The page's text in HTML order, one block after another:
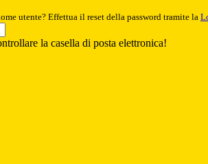
utente? Effettua il reset della password tramite la
la casella di posta elettronica!